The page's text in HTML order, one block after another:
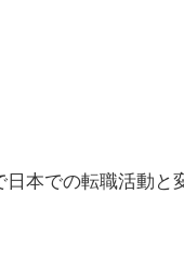
日本での転職活動